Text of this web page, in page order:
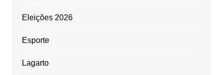
Eleições 2026
Esporte
Lagarto